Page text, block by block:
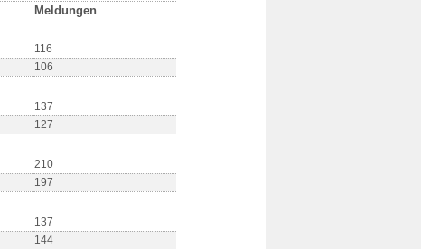
Meldungen
116
106
137
127
210
197
137
144